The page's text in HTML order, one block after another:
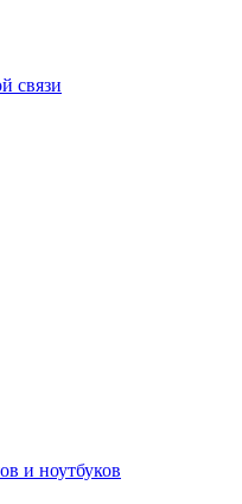
связи
и ноутбуков